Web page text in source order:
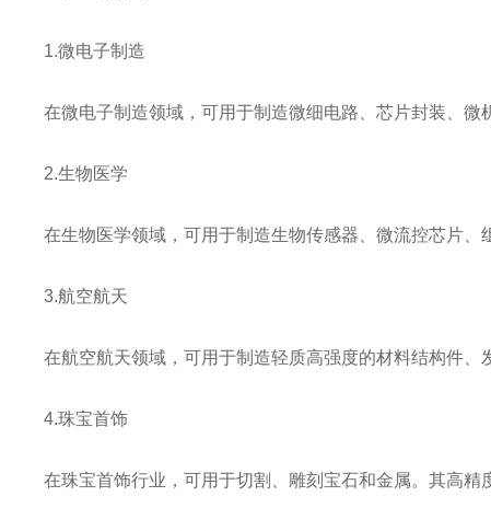
1.微电子制造
在微电子制造领域，可用于制造微细电路、芯片封装、
2.生物医学
在生物医学领域，可用于制造生物传感器、微流控芯片
3.航空航天
在航空航天领域，可用于制造轻质高强度的材料结构件
4.珠宝首饰
在珠宝首饰行业，可用于切割、雕刻宝石和金属。其高精